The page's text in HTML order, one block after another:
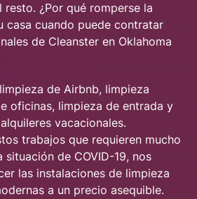
resto. ¿Por qué romperse la
casa cuando puede contratar
de Cleanster en Oklahoma
de Airbnb, limpieza
oficinas, limpieza de entrada y
vacacionales.
trabajos que requieren mucho
de COVID-19, nos
las instalaciones de limpieza
a un precio asequible.